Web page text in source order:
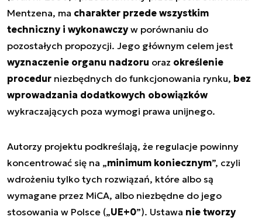
Mentzena, ma charakter przede wszystkim
techniczny i wykonawczyw porównaniu do
pozostałych propozycji. Jego głównym celem jest
wyznaczenie organu nadzoru oraz określenie
procedur niezbędnych do funkcjonowania rynku, bez
wprowadzania dodatkowych obowiązków
wykraczających poza wymogi prawa unijnego.
Autorzy projektu podkreślają, że regulacje powinny
koncentrować się na „minimum koniecznym”, czyli
wdrożeniu tylko tych rozwiązań, które albo są
wymagane przez MiCA, albo niezbędne do jego
stosowania w Polsce („UE+0”). Ustawa nie tworzy